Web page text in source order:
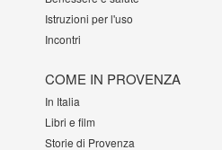
Istruzioni per l'uso
Incontri
COME IN PROVENZA
In Italia
Libri e film
Storie di Provenza